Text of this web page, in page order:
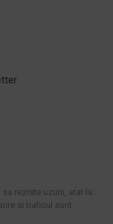
reziste uzurii, atat la
si traficul sunt